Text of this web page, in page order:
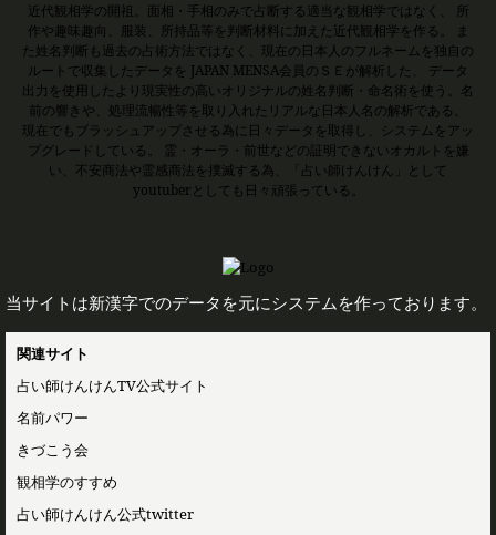
近代観相学の開祖。面相・手相のみで占断する適当な観相学ではなく、 所
作や趣味趣向、服装、所持品等を判断材料に加えた近代観相学を作る。 ま
た姓名判断も過去の占術方法ではなく、現在の日本人のフルネームを独自の
ルートで収集したデータを JAPAN MENSA会員のＳＥが解析した、 データ
出力を使用したより現実性の高いオリジナルの姓名判断・命名術を使う。名
前の響きや、処理流暢性等を取り入れたリアルな日本人名の解析である。
現在でもブラッシュアップさせる為に日々データを取得し、システムをアッ
プグレードしている。 霊・オーラ・前世などの証明できないオカルトを嫌
い、不安商法や霊感商法を撲滅する為、「占い師けんけん」として
youtuberとしても日々頑張っている。
当サイトは新漢字でのデータを元にシステムを作っております。
関連サイト
占い師けんけんTV公式サイト
名前パワー
きづこう会
観相学のすすめ
占い師けんけん公式twitter